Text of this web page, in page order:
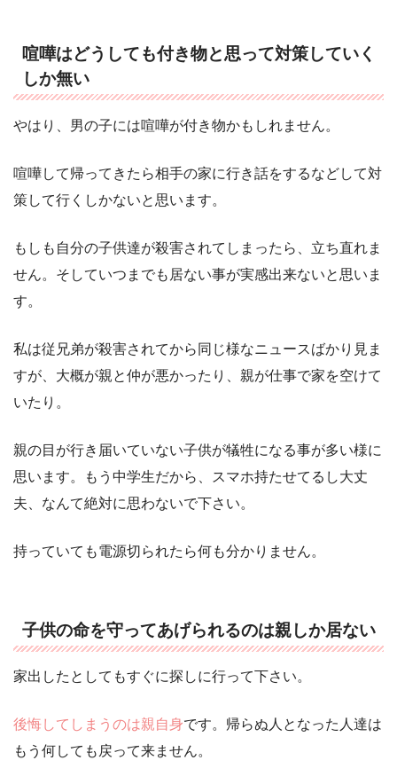
喧嘩はどうしても付き物と思って対策していく
しか無い
やはり、男の子には喧嘩が付き物かもしれません。
喧嘩して帰ってきたら相手の家に行き話をするなどして対
策して行くしかないと思います。
もしも自分の子供達が殺害されてしまったら、立ち直れま
せん。そしていつまでも居ない事が実感出来ないと思いま
す。
私は従兄弟が殺害されてから同じ様なニュースばかり見ま
すが、大概が親と仲が悪かったり、親が仕事で家を空けて
いたり。
親の目が行き届いていない子供が犠牲になる事が多い様に
思います。もう中学生だから、スマホ持たせてるし大丈
夫、なんて絶対に思わないで下さい。
持っていても電源切られたら何も分かりません。
子供の命を守ってあげられるのは親しか居ない
家出したとしてもすぐに探しに行って下さい。
後悔してしまうのは親自身です。帰らぬ人となった人達は
もう何しても戻って来ません。